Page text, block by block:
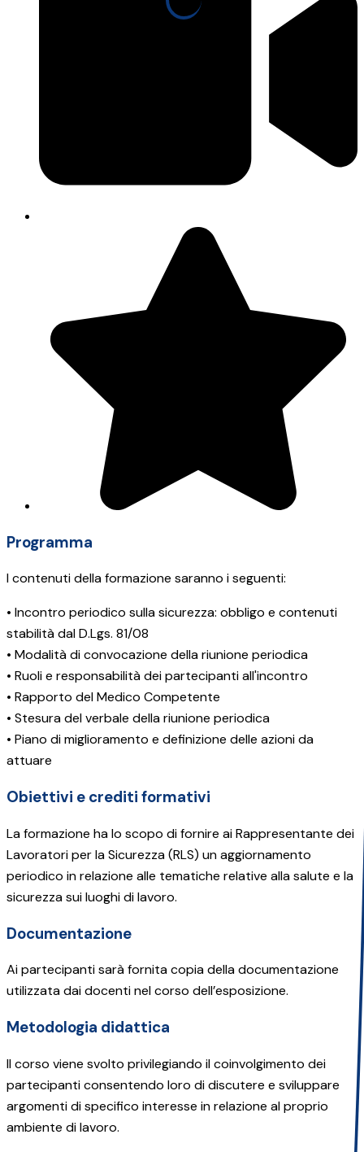
Programma
I contenuti della formazione saranno i seguenti:
• Incontro periodico sulla sicurezza: obbligo e contenuti
stabilità dal D.Lgs. 81/08
• Modalità di convocazione della riunione periodica
• Ruoli e responsabilità dei partecipanti all'incontro
• Rapporto del Medico Competente
• Stesura del verbale della riunione periodica
• Piano di miglioramento e definizione delle azioni da
attuare
Obiettivi e crediti formativi
La formazione ha lo scopo di fornire ai Rappresentante dei
Lavoratori per la Sicurezza (RLS) un aggiornamento
periodico in relazione alle tematiche relative alla salute e la
sicurezza sui luoghi di lavoro.
Documentazione
Ai partecipanti sarà fornita copia della documentazione
utilizzata dai docenti nel corso dell’esposizione.
Metodologia didattica
Il corso viene svolto privilegiando il coinvolgimento dei
partecipanti consentendo loro di discutere e sviluppare
argomenti di specifico interesse in relazione al proprio
ambiente di lavoro.